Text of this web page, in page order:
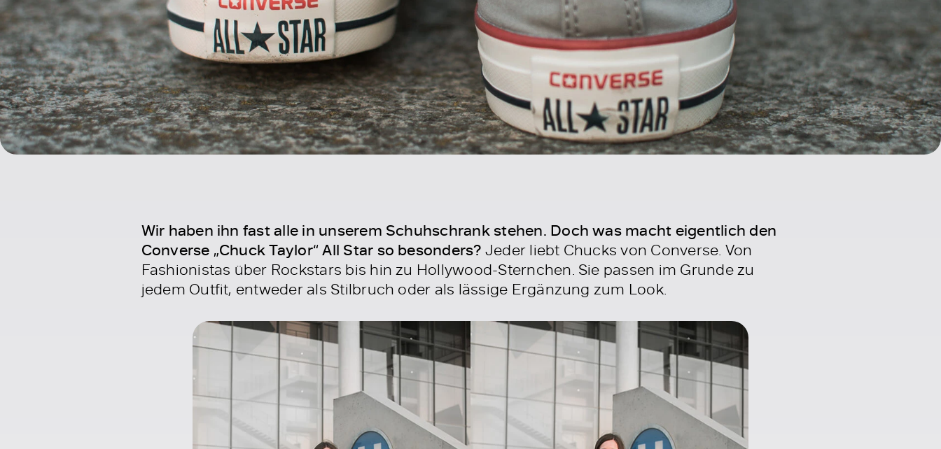
Wir haben ihn fast alle in unserem Schuhschrank stehen. Doch was macht eigentlich den
Converse „Chuck Taylor“ All Star so besonders? Jeder liebt Chucks von Converse. Von
Fashionistas über Rockstars bis hin zu Hollywood-Sternchen. Sie passen im Grunde zu
jedem Outfit, entweder als Stilbruch oder als lässige Ergänzung zum Look.